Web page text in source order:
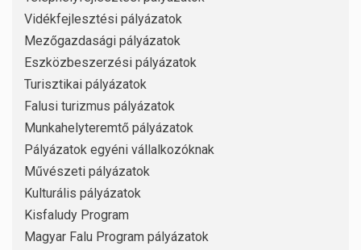
Vidékfejlesztési pályázatok
Mezőgazdasági pályázatok
Eszközbeszerzési pályázatok
Turisztikai pályázatok
Falusi turizmus pályázatok
Munkahelyteremtő pályázatok
Pályázatok egyéni vállalkozóknak
Művészeti pályázatok
Kulturális pályázatok
Kisfaludy Program
Magyar Falu Program pályázatok